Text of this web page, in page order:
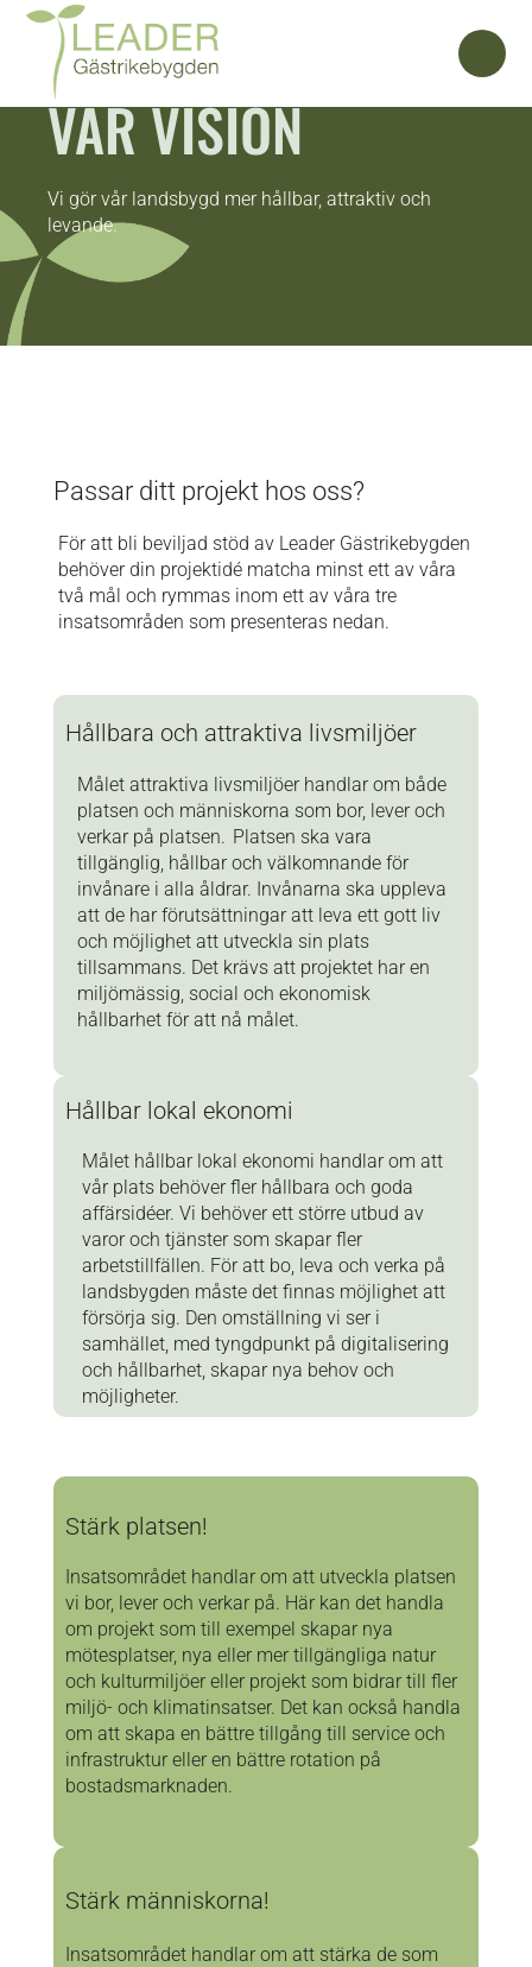
VÅR VISION
Vi gör vår landsbygd mer hållbar, attraktiv och
levande.
Passar ditt projekt hos oss?
För att bli beviljad stöd av Leader Gästrikebygden
behöver din projektidé matcha minst ett av våra
två mål och rymmas inom ett av våra tre
insatsområden som presenteras nedan.
Hållbara och attraktiva livsmiljöer
Målet attraktiva livsmiljöer handlar om både
platsen och människorna som bor, lever och
verkar på platsen. Platsen ska vara
tillgänglig, hållbar och välkomnande för
invånare i alla åldrar. Invånarna ska uppleva
att de har förutsättningar att leva ett gott liv
och möjlighet att utveckla sin plats
tillsammans. Det krävs att projektet har en
miljömässig, social och ekonomisk
hållbarhet för att nå målet.
Hållbar lokal ekonomi
Målet hållbar lokal ekonomi handlar om att
vår plats behöver fler hållbara och goda
affärsidéer. Vi behöver ett större utbud av
varor och tjänster som skapar fler
arbetstillfällen. För att bo, leva och verka på
landsbygden måste det finnas möjlighet att
försörja sig. Den omställning vi ser i
samhället, med tyngdpunkt på digitalisering
och hållbarhet, skapar nya behov och
möjligheter.
Stärk platsen!
Insatsområdet handlar om att utveckla platsen
vi bor, lever och verkar på. Här kan det handla
om projekt som till exempel skapar nya
mötesplatser, nya eller mer tillgängliga natur
och kulturmiljöer eller projekt som bidrar till fler
miljö- och klimatinsatser. Det kan också handla
om att skapa en bättre tillgång till service och
infrastruktur eller en bättre rotation på
bostadsmarknaden.
Stärk människorna!
Insatsområdet handlar om att stärka de som